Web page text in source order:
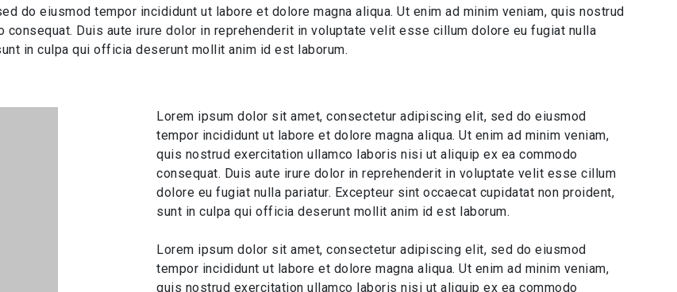
do eiusmod tempor incididunt ut labore et dolore magna aliqua. Ut enim ad minim veniam, quis nostrud
Duis aute irure dolor in reprehenderit in voluptate velit esse cillum dolore eu fugiat nulla
in culpa qui officia deserunt mollit anim id est laborum.
Lorem ipsum dolor sit amet, consectetur adipiscing elit, sed do eiusmod
tempor incididunt ut labore et dolore magna aliqua. Ut enim ad minim veniam,
quis nostrud exercitation ullamco laboris nisi ut aliquip ex ea commodo
consequat. Duis aute irure dolor in reprehenderit in voluptate velit esse cillum
dolore eu fugiat nulla pariatur. Excepteur sint occaecat cupidatat non proident,
sunt in culpa qui officia deserunt mollit anim id est laborum.
Lorem ipsum dolor sit amet, consectetur adipiscing elit, sed do eiusmod
tempor incididunt ut labore et dolore magna aliqua. Ut enim ad minim veniam,
quis nostrud exercitation ullamco laboris nisi ut aliquip ex ea commodo